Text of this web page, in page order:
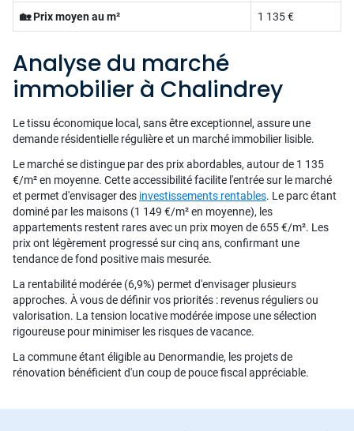
🏡 Prix moyen au m² 1 135 €
Analyse du marché
immobilier à Chalindrey
Le tissu économique local, sans être exceptionnel, assure une
demande résidentielle régulière et un marché immobilier lisible.
Le marché se distingue par des prix abordables, autour de 1 135
€/m² en moyenne. Cette accessibilité facilite l'entrée sur le marché
et permet d'envisager des investissements rentables. Le parc étant
dominé par les maisons (1 149 €/m² en moyenne), les
appartements restent rares avec un prix moyen de 655 €/m². Les
prix ont légèrement progressé sur cinq ans, confirmant une
tendance de fond positive mais mesurée.
La rentabilité modérée (6,9%) permet d'envisager plusieurs
approches. À vous de définir vos priorités : revenus réguliers ou
valorisation. La tension locative modérée impose une sélection
rigoureuse pour minimiser les risques de vacance.
La commune étant éligible au Denormandie, les projets de
rénovation bénéficient d'un coup de pouce fiscal appréciable.